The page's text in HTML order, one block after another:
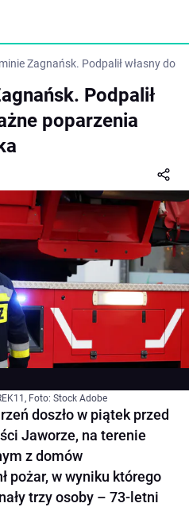
Zagnańsk. Podpalił własny
Podpalił
poparzenia
Foto: Stock Adobe
doszło w piątek przed
Jaworze, na terenie
z domów
pożar, w wyniku którego
trzy osoby – 73-letni